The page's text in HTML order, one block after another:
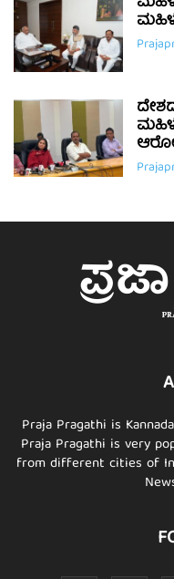
Praja Pragathi is
Praja Pragathi is very
from different cities of